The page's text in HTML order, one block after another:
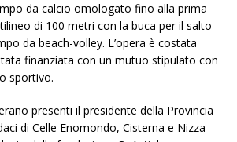
da calcio omologato fino alla prima
di 100 metri con la buca per il salto
da beach-volley. L’opera è costata
finanziata con un mutuo stipulato con
sportivo.
presenti il presidente della Provincia
di Celle Enomondo, Cisterna e Nizza